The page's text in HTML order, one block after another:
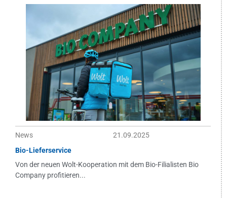
News
21.09.2025
Bio-Lieferservice
Von der neuen Wolt-Kooperation mit dem Bio-Filialisten Bio
Company profitieren...